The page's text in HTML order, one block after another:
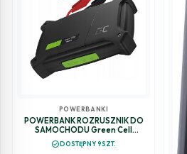
POWERBANKI
POWERBANK ROZRUSZNIK DO
SAMOCHODU Green Cell
PowerBoost Car Jump Starter
16000mAh 2000A
check_circleDOSTĘPNY 9SZT.